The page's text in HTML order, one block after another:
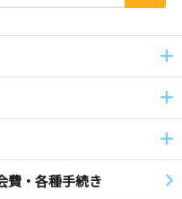
費・各種手続き